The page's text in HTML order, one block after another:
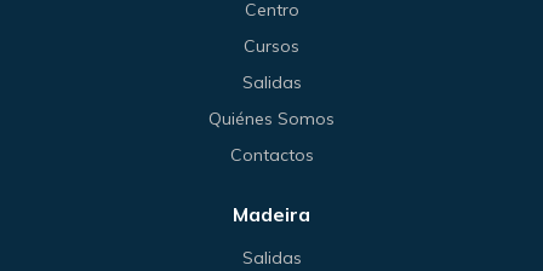
Centro
Cursos
Salidas
Quiénes Somos
Contactos
Madeira
Salidas